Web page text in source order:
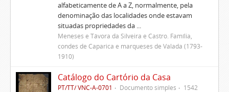
alfabeticamente de A a Z, normalmente, pela
denominação das localidades onde estavam
situadas propriedades da ...
Meneses e Távora da Silveira e Castro. Família,
condes de Caparica e marqueses de Valada (1793-
1910)
Catálogo do Cartório da Casa
PT/TT/ VNC-A-0701 Documento simples 1542